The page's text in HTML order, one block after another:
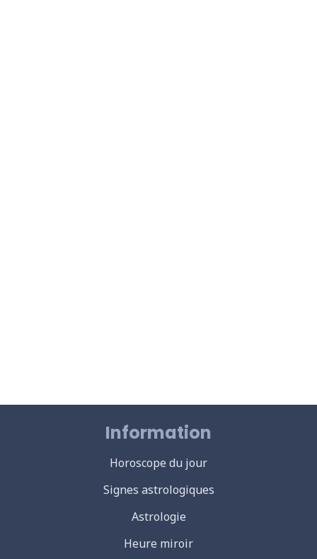
Information
Horoscope du jour
Signes astrologiques
Astrologie
Heure miroir